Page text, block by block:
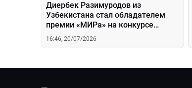
Диербек Разимуродов из
Узбекистана стал обладателем
премии «МИРа» на конкурсе
«Витебск-2026». Чем певец
покорил телеканал?
16:46, 20/07/2026